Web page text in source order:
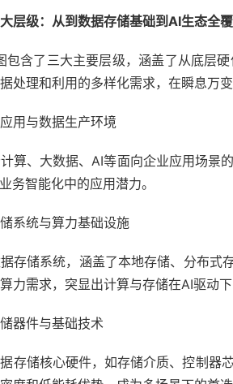
层级：从到数据存储基础到AI生态全
包含了三大主要层级，涵盖了从底层
处理和利用的多样化需求，在瞬息万
用与数据生产环境
算、大数据、AI等面向企业应用场景
务智能化中的应用潜力。
系统与算力基础设施
存储系统，涵盖了本地存储、分布式
力需求，突显出计算与存储在AI驱动
器件与基础技术
存储核心硬件，如存储介质、控制器